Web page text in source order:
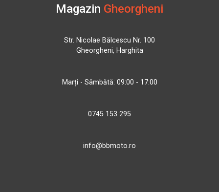
Magazin Gheorgheni
Str. Nicolae Bălcescu Nr. 100
Gheorgheni, Harghita
Marți - Sâmbătă: 09:00 - 17:00
0745 153 295
info@bbmoto.ro